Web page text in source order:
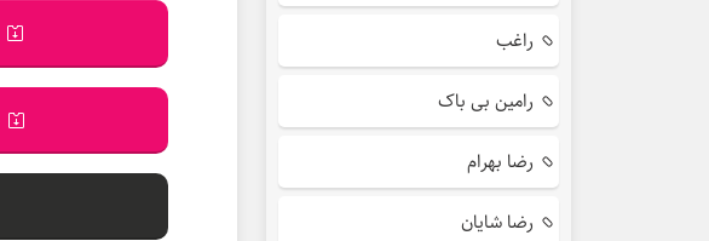
راغب
رامین بی باک
رضا بهرام
رضا شایان